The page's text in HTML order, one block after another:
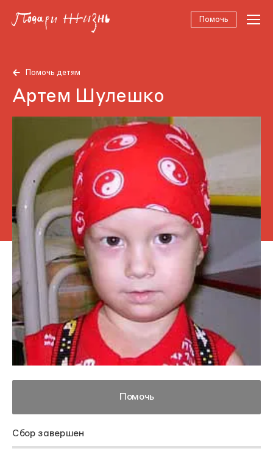
Помочь
Помочь детям
Артем Шулешко
Помочь
Сбор завершен